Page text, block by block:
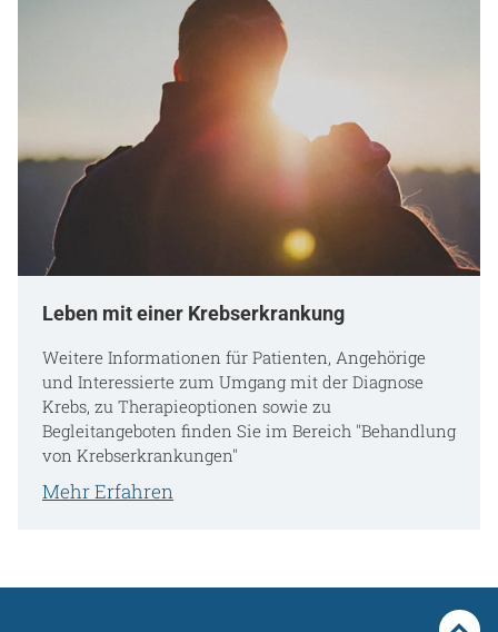
Leben mit einer Krebserkrankung
Weitere Informationen für Patienten, Angehörige
und Interessierte zum Umgang mit der Diagnose
Krebs, zu Therapieoptionen sowie zu
Begleitangeboten finden Sie im Bereich "Behandlung
von Krebserkrankungen"
Mehr Erfahren